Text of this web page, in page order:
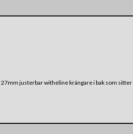
justerbar witheline krängare i bak som sitter